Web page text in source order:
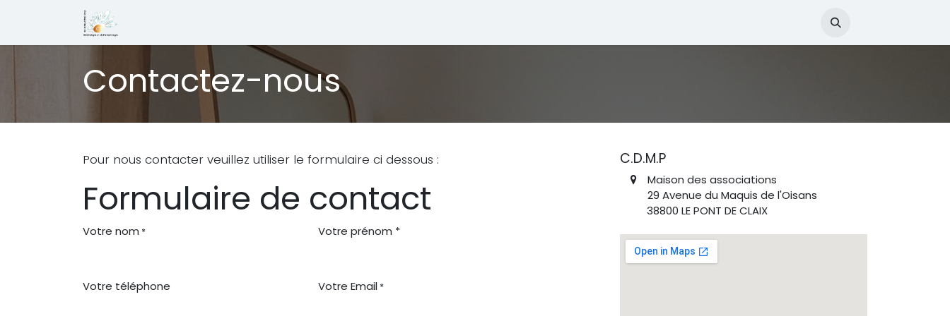
Se rendre au contenu
Contactez-nous
Pour nous contacter veuillez utiliser le formulaire ci dessous :
Formulaire de contact
Votre nom * Votre prénom *
Votre téléphone Votre Email *
C.D.M.P
Maison des associations
​ 29 Avenue du Maquis de l'Oisans
38800 LE PONT DE CLAIX